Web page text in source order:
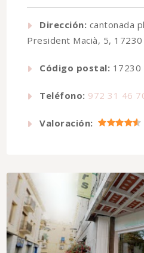
Dirección: cantonada
President Macià, 5,
Código postal: 17230
Teléfono: 972 31 46
Valoración: